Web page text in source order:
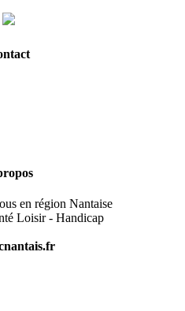
en région Nantaise
Loisir - Handicap